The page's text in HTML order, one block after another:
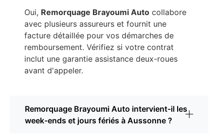
Oui, Remorquage Brayoumi Auto collabore
avec plusieurs assureurs et fournit une
facture détaillée pour vos démarches de
remboursement. Vérifiez si votre contrat
inclut une garantie assistance deux-roues
avant d'appeler.
Remorquage Brayoumi Auto intervient-il les
week-ends et jours fériés à Aussonne ?